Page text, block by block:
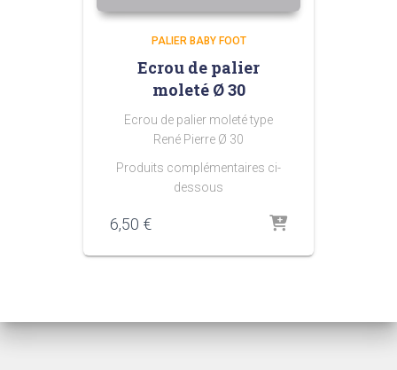
PALIER BABY FOOT
Ecrou de palier
moleté Ø 30
Ecrou de palier moleté type
René Pierre Ø 30
Produits complémentaires ci-
dessous
6,50 €